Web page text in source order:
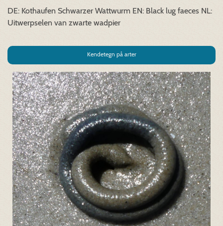
DE: Kothaufen Schwarzer Wattwurm EN: Black lug faeces NL:
Uitwerpselen van zwarte wadpier
Kendetegn på arter